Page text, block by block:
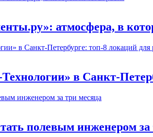
атмосфера, в
в Санкт-
полевым инженером за